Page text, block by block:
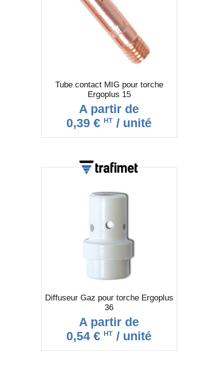
Tube contact MIG pour torche
Ergoplus 15
A partir de
0,39 € HT / unité
Diffuseur Gaz pour torche Ergoplus
36
A partir de
0,54 € HT / unité